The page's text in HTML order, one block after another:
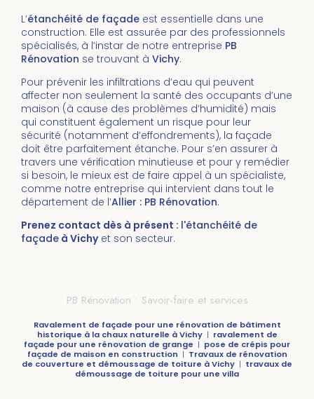
L’étanchéité de façade est essentielle dans une
construction. Elle est assurée par des professionnels
spécialisés, à l’instar de notre entreprise PB
Rénovation se trouvant à Vichy.
Pour prévenir les infiltrations d’eau qui peuvent
affecter non seulement la santé des occupants d’une
maison (à cause des problèmes d’humidité) mais
qui constituent également un risque pour leur
sécurité (notamment d’effondrements), la façade
doit être parfaitement étanche. Pour s’en assurer à
travers une vérification minutieuse et pour y remédier
si besoin, le mieux est de faire appel à un spécialiste,
comme notre entreprise qui intervient dans tout le
département de l’Allier : PB Rénovation.
Prenez contact dès à présent : l'étanchéité de
façade à Vichyet son secteur.
PB Rénovation : Savoir-faire et services
Ravalement de façade pour une rénovation de bâtiment
historique à la chaux naturelle à Vichy| ravalement de
façade pour une rénovation de grange | pose de crépis pour
façade de maison en construction | Travaux de rénovation
de couverture et démoussage de toiture à Vichy | travaux de
démoussage de toiture pour une villa